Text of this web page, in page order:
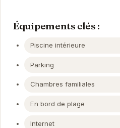
Équipements clés :
Piscine intérieure
Parking
Chambres familiales
En bord de plage
Internet